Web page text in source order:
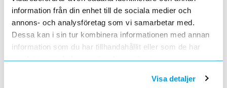
information från din enhet till de sociala medier och
annons- och analysföretag som vi samarbetar med.
Dessa kan i sin tur kombinera informationen med annan
information som du har tillhandahållit eller som de har
samlat in när du har använt deras tjänster.
Visa detaljer
ST Lägg i kundvagn
ArtNr 1155242
Varumärke
HAGER
Klammer/Kabelhållare till LF-kanaler bredd
230mm
ST Lägg i kundvagn
KABELHÅLLARE LFS60020 HF